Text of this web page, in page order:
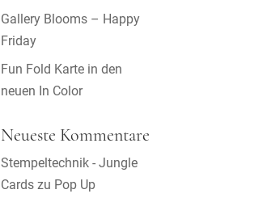
Gallery Blooms – Happy
Friday
Fun Fold Karte in den
neuen In Color
Neueste Kommentare
Stempeltechnik - Jungle
Cards zu Pop Up